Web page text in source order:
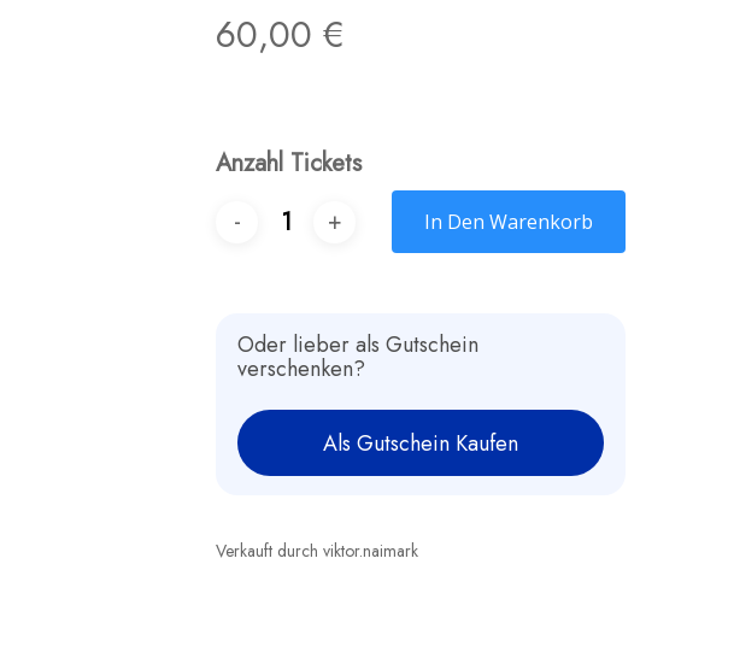
60,00 €
Anzahl Tickets
In Den Warenkorb
Oder lieber als Gutschein
verschenken?
Als Gutschein Kaufen
Verkauft durch viktor.naimark